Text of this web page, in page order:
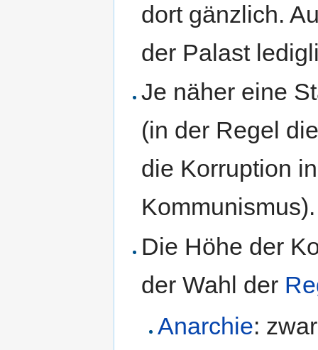
dort gänzlich.
der Palast
Je näher eine
(in der Regel
die Korruption
Kommunismus).
Die Höhe der
der Wahl der
Anarchie: